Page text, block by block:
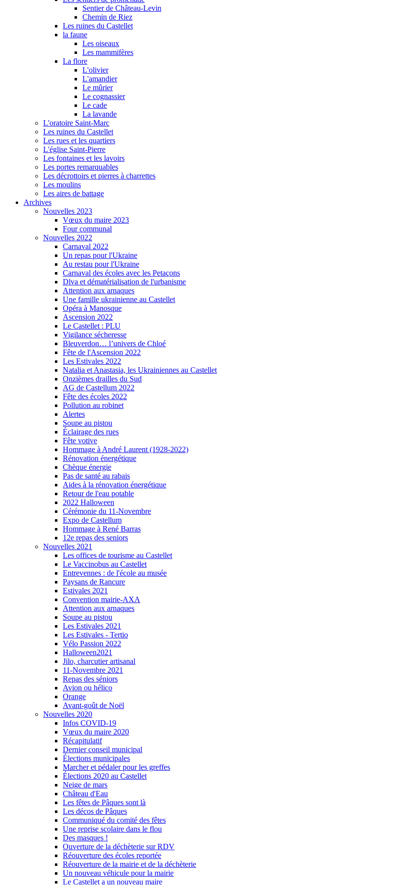
Sentier de Château-Levin
Chemin de Riez
Les ruines du Castellet
la faune
Les oiseaux
Les mammifères
La flore
L'olivier
L'amandier
Le mûrier
Le cognassier
Le cade
La lavande
L'oratoire Saint-Marc
Les ruines du Castellet
Les rues et les quartiers
L'église Saint-Pierre
Les fontaines et les lavoirs
Les portes remarquables
Les décrottoirs et pierres à charrettes
Les moulins
Les aires de battage
Archives
Nouvelles 2023
Vœux du maire 2023
Four communal
Nouvelles 2022
Carnaval 2022
Un repas pour l'Ukraine
Au restau pour l'Ukraine
Carnaval des écoles avec les Petaçons
Dlva et dématérialisation de l'urbanisme
Attention aux arnaques
Une famille ukrainienne au Castellet
Opéra à Manosque
Ascension 2022
Le Castellet : PLU
Vigilance sécheresse
Bleuverdon… l’univers de Chloé
Fête de l'Ascension 2022
Les Estivales 2022
Natalia et Anastasia, les Ukrainiennes au Castellet
Onzièmes drailles du Sud
AG de Castellum 2022
Fête des écoles 2022
Pollution au robinet
Alertes
Soupe au pistou
Éclairage des rues
Fête votive
Hommage à André Laurent (1928-2022)
Rénovation énergétique
Chèque énergie
Pas de santé au rabais
Aides à la rénovation énergétique
Retour de l'eau potable
2022 Halloween
Cérémonie du 11-Novembre
Expo de Castellum
Hommage à René Barras
12e repas des seniors
Nouvelles 2021
Les offices de tourisme au Castellet
Le Vaccinobus au Castellet
Entrevennes : de l'école au musée
Paysans de Rancure
Estivales 2021
Convention mairie-AXA
Attention aux arnaques
Soupe au pistou
Les Estivales 2021
Les Estivales - Tertio
Vélo Passion 2022
Halloween2021
Jilo, charcutier artisanal
11-Novembre 2021
Repas des séniors
Avion ou hélico
Orange
Avant-goût de Noël
Nouvelles 2020
Infos COVID-19
Vœux du maire 2020
Récapitulatif
Dernier conseil municipal
Élections municipales
Marcher et pédaler pour les greffes
Élections 2020 au Castellet
Neige de mars
Château d'Eau
Les fêtes de Pâques sont là
Les décos de Pâques
Communiqué du comité des fêtes
Une reprise scolaire dans le flou
Des masques !
Ouverture de la déchèterie sur RDV
Réouverture des écoles reportée
Réouverture de la mairie et de la déchèterie
Un nouveau véhicule pour la mairie
Le Castellet a un nouveau maire